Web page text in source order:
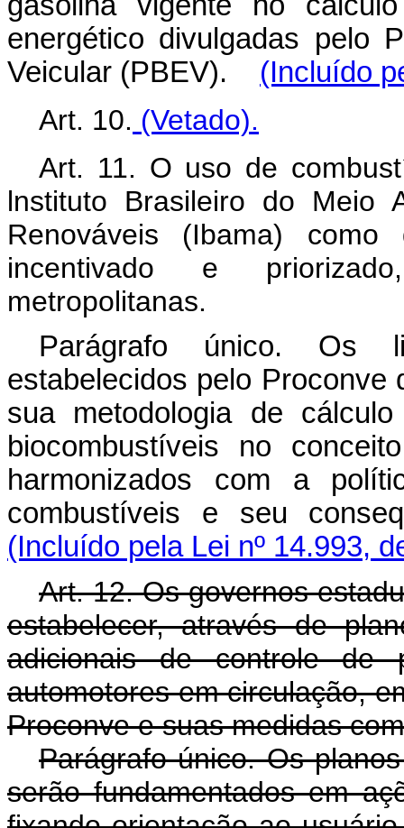
energético divulgadas pelo
Veicular (PBEV). (Incluído
Art. 10. (Vetado).
Art. 11. O uso de
lnstituto Brasileiro do Meio
Renováveis (Ibama)
incentivado e
metropolitanas.
Parágrafo único. Os
estabelecidos pelo Proconve
sua metodologia de
biocombustíveis no
harmonizados com a
combustíveis e seu
(Incluído pela Lei nº 14.993,
Art. 12. Os governos
estabelecer, através de
adicionais de controle
automotores em circulação,
Proconve e suas medidas
Parágrafo único. Os
serão fundamentados em